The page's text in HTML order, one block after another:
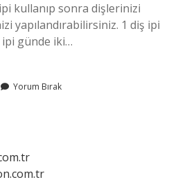
kullanıp sonra dişlerinizi
yapılandırabilirsiniz. 1 diş ipi
ipi günde iki…
Yorum Bırak